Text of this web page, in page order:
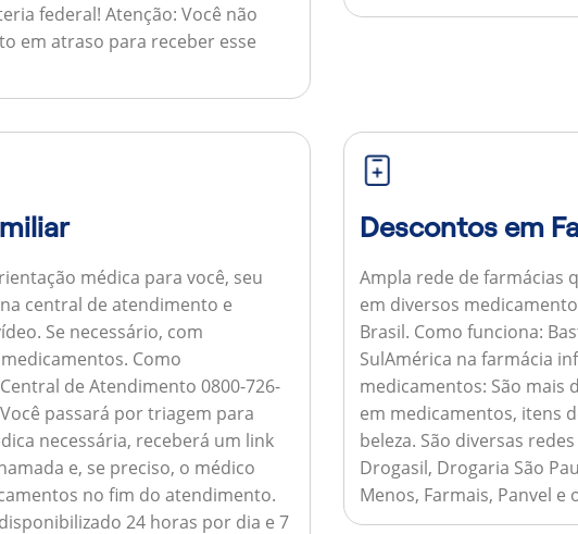
federal!Atenção: Você não
em atraso para receber esse
médica para você, seu
central de atendimento e
Se necessário, com
Como
de Atendimento 0800-726-
passará por triagem para
necessária, receberá um link
e, se preciso, o médico
no fim do atendimento.
24 horas por dia e 7
Descontos em
Ampla rede de farmácias
em diversos
Brasil. Como funciona:
SulAmérica na farmácia
medicamentos: São mais
em medicamentos, itens
beleza. São diversas
Drogasil, Drogaria São
Menos, Farmais, Panvel e